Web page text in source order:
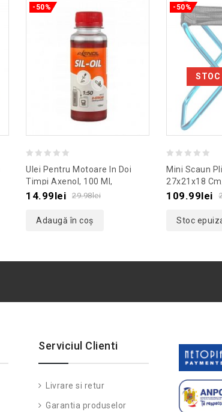
-50%
out
of
Ulei Pentru Motoare In Doi
Timpi Axenol, 100 Ml,
Culoaremodel Rosu
29.98lei
14.99lei
Adaugă în coș
-50%
out
of
Mini Scaun
27x21x18
109.99lei
Stoc
Serviciul Clienti
Livrare si retur
Garantia produselor